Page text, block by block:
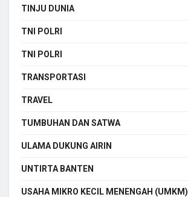
TINJU DUNIA
TNI POLRI
TNI POLRI
TRANSPORTASI
TRAVEL
TUMBUHAN DAN SATWA
ULAMA DUKUNG AIRIN
UNTIRTA BANTEN
USAHA MIKRO KECIL MENENGAH (UMKM)